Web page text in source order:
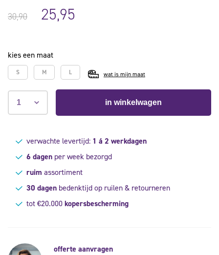
gebaseerd
opklant
waardering
30,90 25,95
kies een maat
S M L wat is mijn maat
in winkelwagen
verwachte levertijd: 1 á 2 werkdagen
6 dagenper week bezorgd
ruim assortiment
30 dagenbedenktijd op ruilen & retourneren
tot €20.000kopersbescherming
offerte aanvragen